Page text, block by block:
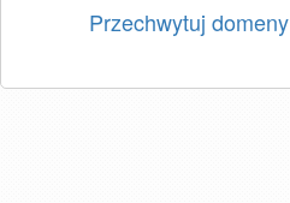
Przechwytuj domeny